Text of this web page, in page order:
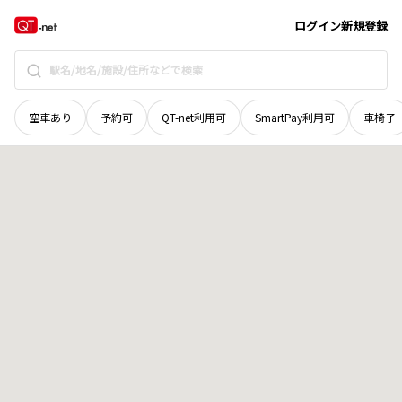
ログイン新規登録
空車あり 予約可 QT-net利用可 SmartPay利用可 車椅子
北海道